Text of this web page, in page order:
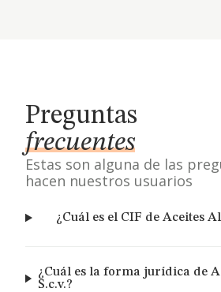
Preguntas
frecuentes
Estas son alguna de las
hacen nuestros usuarios
¿Cuál es el CIF de Aceites
¿Cuál es la forma jurídica de
S.c.v.?